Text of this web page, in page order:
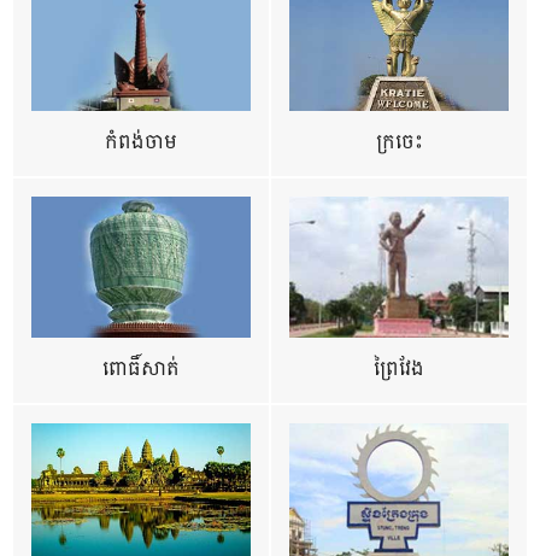
កំពង់ចាម ក្រចេះ
ពោធិ៍សាត់ ព្រៃវែង